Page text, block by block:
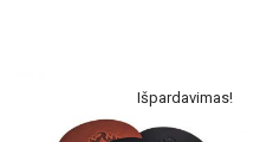
Išpardavimas!